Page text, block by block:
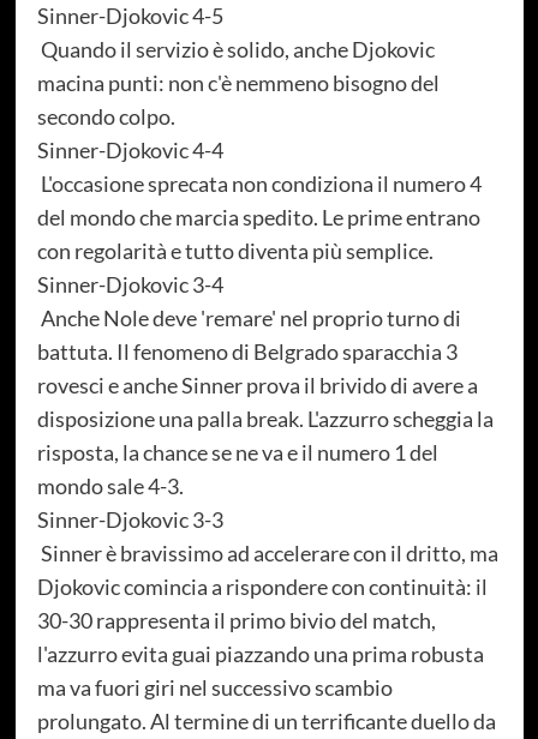
Sinner-Djokovic 4-5
Quando il servizio è solido, anche Djokovic
macina punti: non c'è nemmeno bisogno del
secondo colpo.
Sinner-Djokovic 4-4
L'occasione sprecata non condiziona il numero 4
del mondo che marcia spedito. Le prime entrano
con regolarità e tutto diventa più semplice.
Sinner-Djokovic 3-4
Anche Nole deve 'remare' nel proprio turno di
battuta. Il fenomeno di Belgrado sparacchia 3
rovesci e anche Sinner prova il brivido di avere a
disposizione una palla break. L'azzurro scheggia la
risposta, la chance se ne va e il numero 1 del
mondo sale 4-3.
Sinner-Djokovic 3-3
Sinner è bravissimo ad accelerare con il dritto, ma
Djokovic comincia a rispondere con continuità: il
30-30 rappresenta il primo bivio del match,
l'azzurro evita guai piazzando una prima robusta
ma va fuori giri nel successivo scambio
prolungato. Al termine di un terrificante duello da